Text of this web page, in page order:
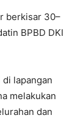
berkisar 30–
BPBD DKI
lapangan
melakukan
dan